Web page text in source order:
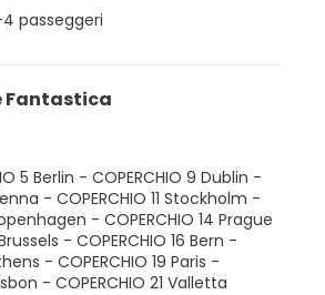
4 passeggeri
Fantastica
5 Berlin - COPERCHIO 9 Dublin -
- COPERCHIO 11 Stockholm -
- COPERCHIO 14 Prague
- COPERCHIO 16 Bern -
- COPERCHIO 19 Paris -
- COPERCHIO 21 Valletta